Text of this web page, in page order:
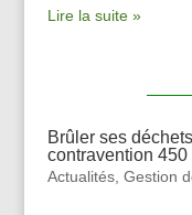
Lire la suite »
Brûler ses
contravention 450
Actualités, Gestion